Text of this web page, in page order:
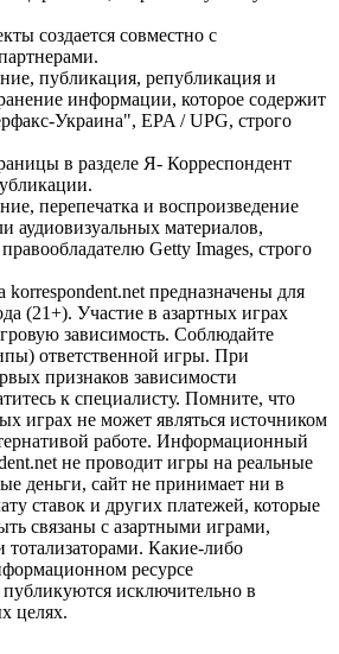
создается совместно с
публикация, републикация и
информации, которое содержит
Украина", EPA / UPG, строго
в разделе Я- Корреспондент
перепечатка и воспроизведение
аудиовизуальных материалов,
Getty Images, строго
korrespondent.net предназначены для
(21+). Участие в азартных играх
зависимость. Соблюдайте
ответственной игры. При
признаков зависимости
к специалисту. Помните, что
играх не может являться источником
работе. Информационный
не проводит игры на реальные
деньги, сайт не принимает ни в
ставок и других платежей, которые
связаны с азартными играми,
тотализаторами. Какие-либо
ресурсе
публикуются исключительно в
целях.